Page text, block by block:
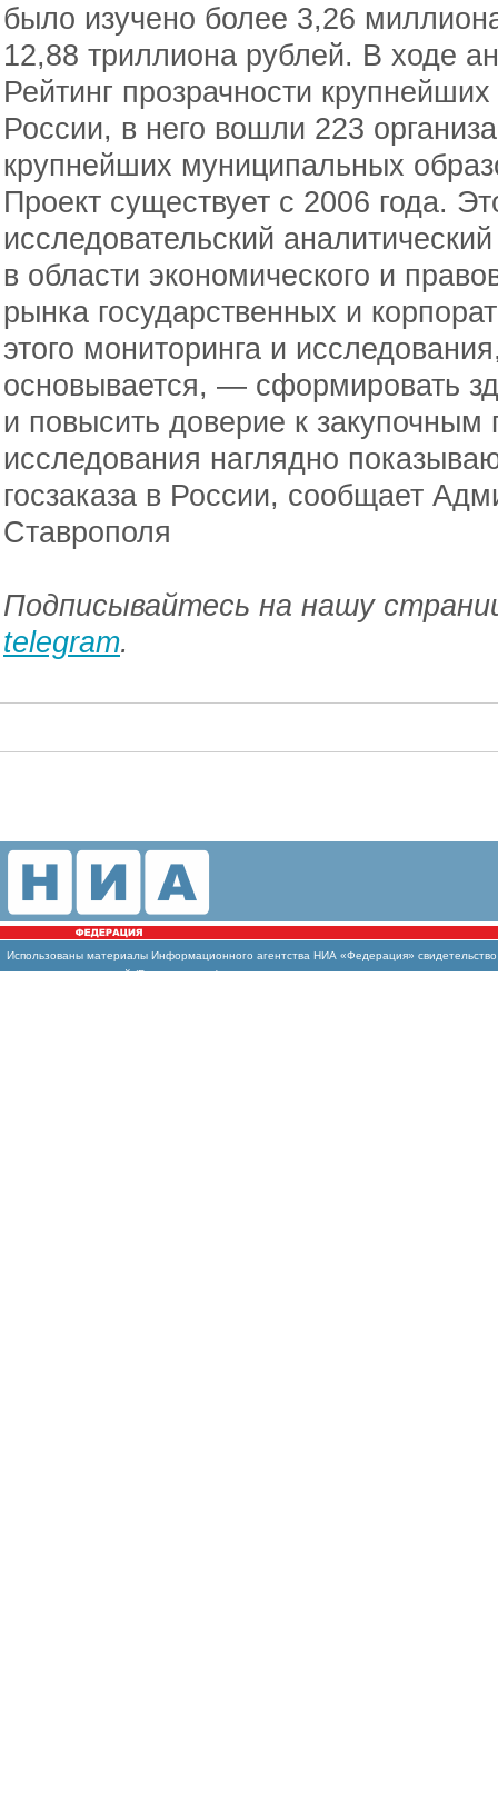
было изучено более 3,26
12,88 триллиона рублей. В ходе
Рейтинг прозрачности
России, в него вошли 223
крупнейших муниципальных
Проект существует с 2006 года.
исследовательский
в области экономического и
рынка государственных и
этого мониторинга и
основывается, — сформировать
и повысить доверие к закупочным
исследования наглядно
госзаказа в России, сообщает
Ставрополя
Подписывайтесь на нашу
telegram.
Использованы материалы Информационного агентства НИА «Федерация»
массовых коммуникаций (Роскомнадзор)